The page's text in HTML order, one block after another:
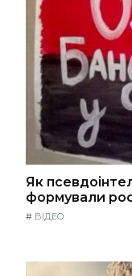
Як
формували
# ВІДЕО